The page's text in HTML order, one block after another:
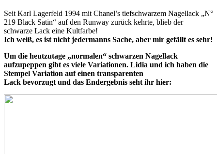
Seit Karl Lagerfeld 1994 mit Chanel’s tiefschwarzem Nagellack „N°
219 Black Satin“ auf den Runway zurück kehrte, blieb der
schwarze Lack eine Kultfarbe!
Ich weiß, es ist nicht jedermanns Sache, aber mir gefällt es sehr!
Um die heutzutage „normalen“ schwarzen Nagellack
aufzupeppen gibt es viele Variationen. Lidia und ich haben die
Stempel Variation auf einen transparenten
Lack bevorzugt und das Endergebnis seht ihr hier: